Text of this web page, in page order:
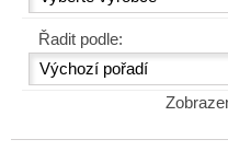
Řadit podle: